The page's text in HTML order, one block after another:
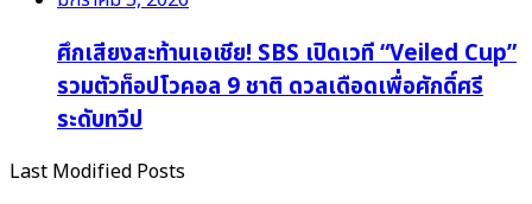
ศึกเสียงสะท้านเอเชีย! SBS เปิดเวที “Veiled Cup”
รวมตัวท็อปโวคอล 9 ชาติ ดวลเดือดเพื่อศักดิ์ศรี
ระดับทวีป
Last Modified Posts